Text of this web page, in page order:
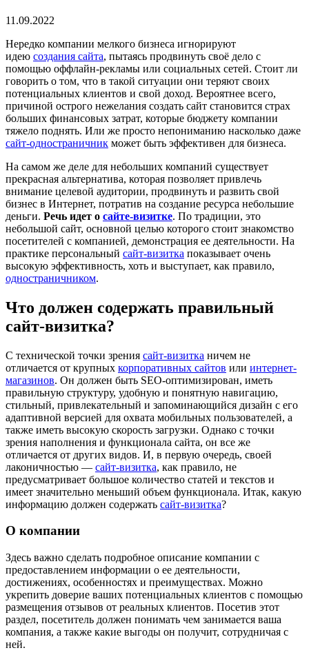
11.09.2022
Нередко компании мелкого бизнеса игнорируют
идею создания сайта, пытаясь продвинуть своё дело с
помощью оффлайн-рекламы или социальных сетей. Стоит ли
говорить о том, что в такой ситуации они теряют своих
потенциальных клиентов и свой доход. Вероятнее всего,
причиной острого нежелания создать сайт становится страх
больших финансовых затрат, которые бюджету компании
тяжело поднять. Или же просто непониманию насколько даже
сайт-одностраничник может быть эффективен для бизнеса.
На самом же деле для небольших компаний существует
прекрасная альтернатива, которая позволяет привлечь
внимание целевой аудитории, продвинуть и развить свой
бизнес в Интернет, потратив на создание ресурса небольшие
деньги. Речь идет о сайте-визитке. По традиции, это
небольшой сайт, основной целью которого стоит знакомство
посетителей с компанией, демонстрация ее деятельности. На
практике персональный сайт-визитка показывает очень
высокую эффективность, хоть и выступает, как правило,
одностраничником.
Что должен содержать правильный
сайт-визитка?
С технической точки зрения сайт-визитка ничем не
отличается от крупных корпоративных сайтов или интернет-
магазинов. Он должен быть SEO-оптимизирован, иметь
правильную структуру, удобную и понятную навигацию,
стильный, привлекательный и запоминающийся дизайн с его
адаптивной версией для охвата мобильных пользователей, а
также иметь высокую скорость загрузки. Однако с точки
зрения наполнения и функционала сайта, он все же
отличается от других видов. И, в первую очередь, своей
лаконичностью — сайт-визитка, как правило, не
предусматривает большое количество статей и текстов и
имеет значительно меньший объем функционала. Итак, какую
информацию должен содержать сайт-визитка?
О компании
Здесь важно сделать подробное описание компании с
предоставлением информации о ее деятельности,
достижениях, особенностях и преимуществах. Можно
укрепить доверие ваших потенциальных клиентов с помощью
размещения отзывов от реальных клиентов. Посетив этот
раздел, посетитель должен понимать чем занимается ваша
компания, а также какие выгоды он получит, сотрудничая с
ней.